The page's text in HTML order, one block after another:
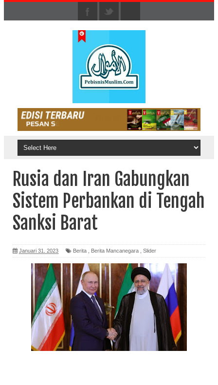
Rusia dan Iran Gabungkan
Sistem Perbankan di Tengah
Sanksi Barat
Januari 31, 2023 Berita Berita Mancanegara Slider